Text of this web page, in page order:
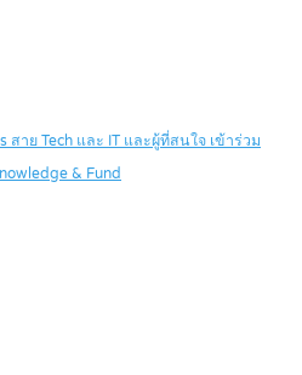
าย Tech และ IT และผู้ที่สนใจ เข้าร่วม
& Fund